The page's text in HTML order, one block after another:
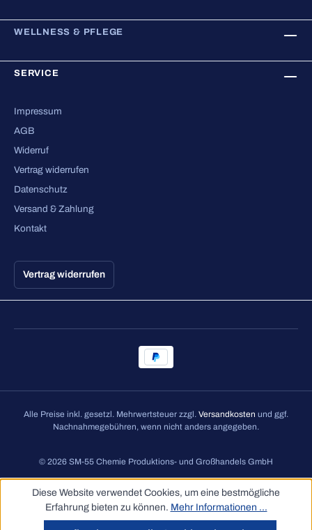
WELLNESS & PFLEGE
SERVICE
Impressum
AGB
Widerruf
Vertrag widerrufen
Datenschutz
Versand & Zahlung
Kontakt
Vertrag widerrufen
Alle Preise inkl. gesetzl. Mehrwertsteuer zzgl. Versandkosten und ggf.
Nachnahmegebühren, wenn nicht anders angegeben.
© 2026 SM-55 Chemie Produktions- und Großhandels GmbH
Diese Website verwendet Cookies, um eine bestmögliche
Erfahrung bieten zu können. Mehr Informationen ...